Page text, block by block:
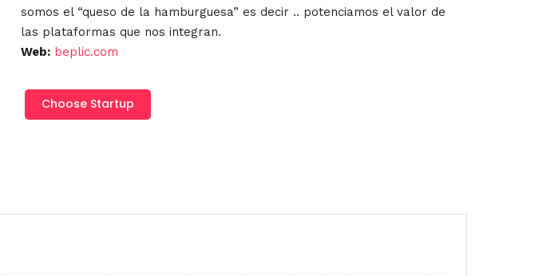
somos el “queso de la hamburguesa” es decir .. potenciamos el valor de
las plataformas que nos integran.
Web: beplic.com
Beplic
cantidad
Choose Startup